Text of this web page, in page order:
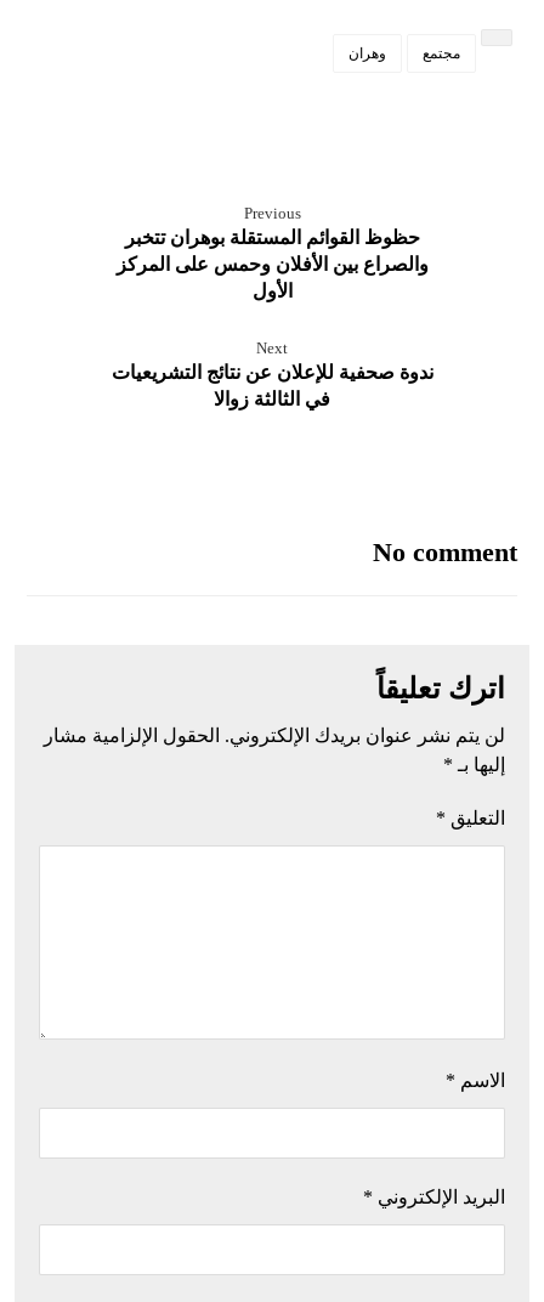
مجتمع وهران
Previous
حظوظ القوائم المستقلة بوهران تتخبر
والصراع بين الأفلان وحمس على المركز
الأول
Next
ندوة صحفية للإعلان عن نتائج التشريعيات
في الثالثة زوالا
No comment
اترك تعليقاً
لن يتم نشر عنوان بريدك الإلكتروني. الحقول الإلزامية مشار
إليها بـ *
التعليق *
الاسم *
البريد الإلكتروني *